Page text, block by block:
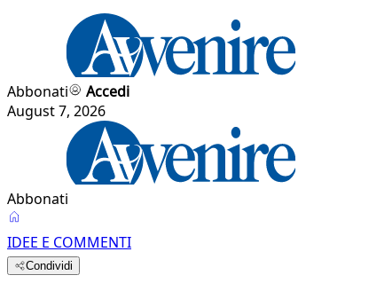
Abbonati
Accedi
August 7, 2026
Abbonati
IDEE E COMMENTI
Condividi